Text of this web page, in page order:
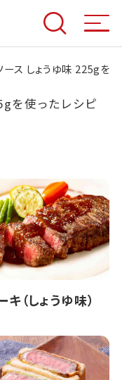
ース しょうゆ味 225gを
を使ったレシピ
キ（しょうゆ味）